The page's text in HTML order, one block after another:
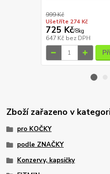
999 Kč
Ušetříte 274 Kč
725 Kč/8kg
647 Kč bez DPH
Zboží zařazeno v
pro KOČKY
podle ZNAČKY
Konzervy, kapsičky